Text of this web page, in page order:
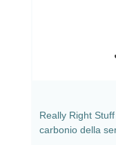
Really Right
carbonio della